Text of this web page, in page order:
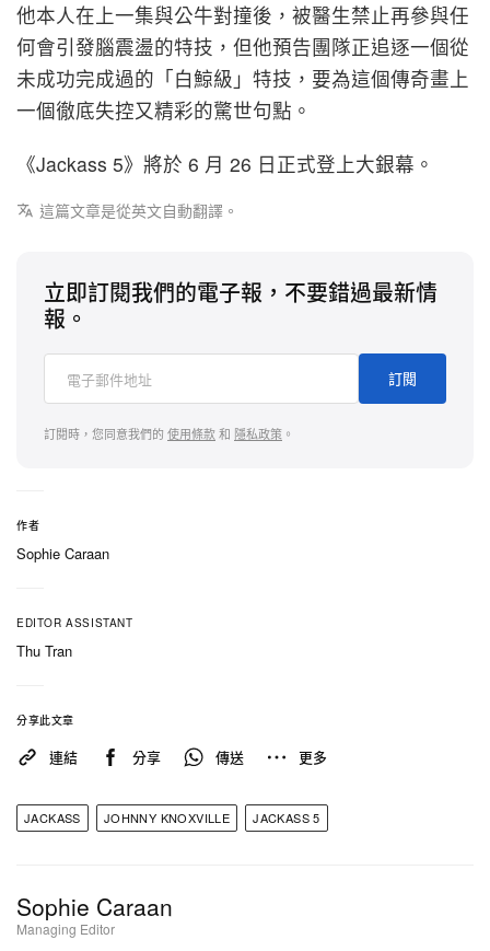
他本人在上一集與公牛對撞後，被醫生禁止再參與任
何會引發腦震盪的特技，但他預告團隊正追逐一個從
未成功完成過的「白鯨級」特技，要為這個傳奇畫上
一個徹底失控又精彩的驚世句點。
《Jackass 5》將於 6 月 26 日正式登上大銀幕。
這篇文章是從英文自動翻譯。
立即訂閱我們的電子報，不要錯過最新情
報。
訂閱
訂閱時，您同意我們的 使用條款和 隱私政策 。
作者
Sophie Caraan
EDITOR ASSISTANT
Thu Tran
分享此文章
連結 分享 傳送 更多
JACKASS JOHNNY KNOXVILLE JACKASS 5
Sophie Caraan
Managing Editor